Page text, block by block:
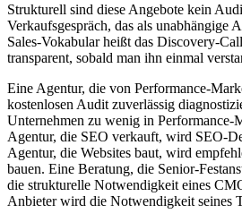
Strukturell sind diese Angebote kein
Verkaufsgespräch, das als unabhängige
Sales-Vokabular heißt das Discovery-
transparent, sobald man ihn einmal
Eine Agentur, die von Performance-
kostenlosen Audit zuverlässig
Unternehmen zu wenig in Performance-
Agentur, die SEO verkauft, wird SEO-
Agentur, die Websites baut, wird
bauen. Eine Beratung, die Senior-
die strukturelle Notwendigkeit eines
Anbieter wird die Notwendigkeit seines